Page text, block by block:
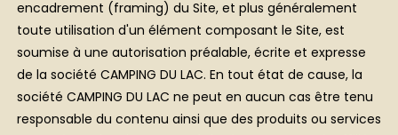
encadrement (framing) du Site, et plus généralement
toute utilisation d'un élément composant le Site, est
soumise à une autorisation préalable, écrite et expresse
de la société CAMPING DU LAC. En tout état de cause, la
société CAMPING DU LAC ne peut en aucun cas être tenu
responsable du contenu ainsi que des produits ou services